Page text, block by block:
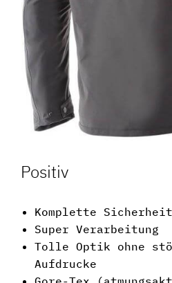
Positiv
Komplette
Super Verarbeitung
Tolle Optik ohne
Aufdrucke